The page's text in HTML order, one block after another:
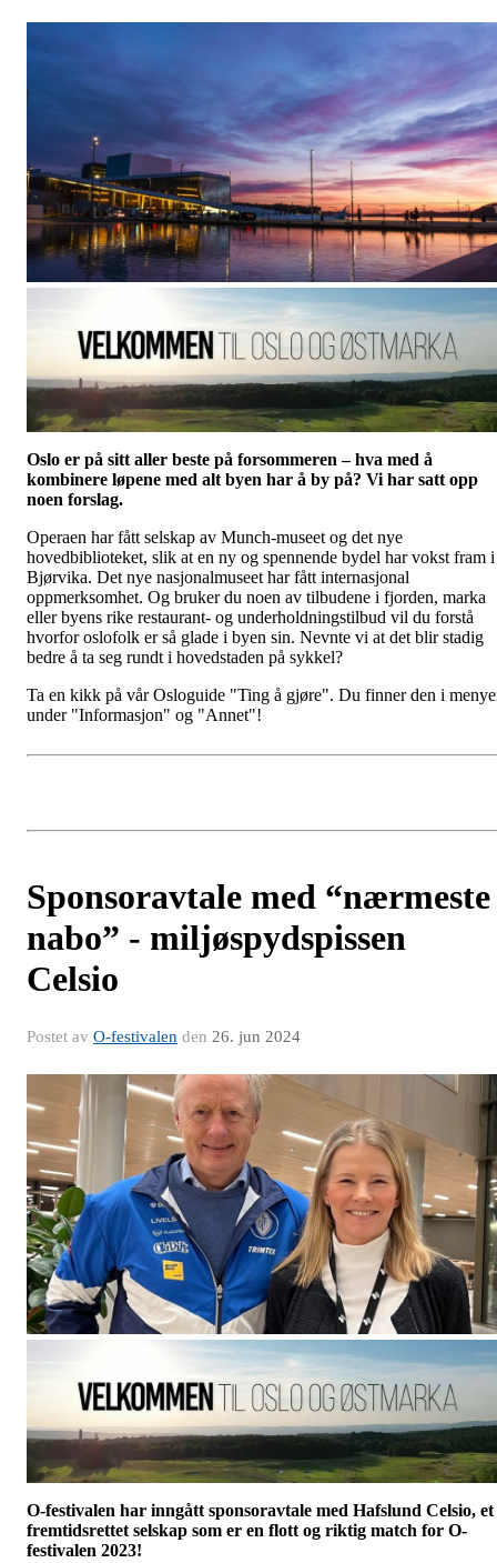
Oslo er på sitt aller beste på forsommeren – hva med å
kombinere løpene med alt byen har å by på? Vi har satt opp
noen forslag.
Operaen har fått selskap av Munch-museet og det nye
hovedbiblioteket, slik at en ny og spennende bydel har vokst fram i
Bjørvika. Det nye nasjonalmuseet har fått internasjonal
oppmerksomhet. Og bruker du noen av tilbudene i fjorden, marka
eller byens rike restaurant- og underholdningstilbud vil du forstå
hvorfor oslofolk er så glade i byen sin. Nevnte vi at det blir stadig
bedre å ta seg rundt i hovedstaden på sykkel?
Ta en kikk på vår Osloguide "Ting å gjøre". Du finner den i
under "Informasjon" og "Annet"!
Sponsoravtale med “nærmeste
nabo” - miljøspydspissen
Celsio
Postet av O-festivalen den 26. jun 2024
O-festivalen har inngått sponsoravtale med Hafslund Celsio, et
fremtidsrettet selskap som er en flott og riktig match for O-
festivalen 2023!